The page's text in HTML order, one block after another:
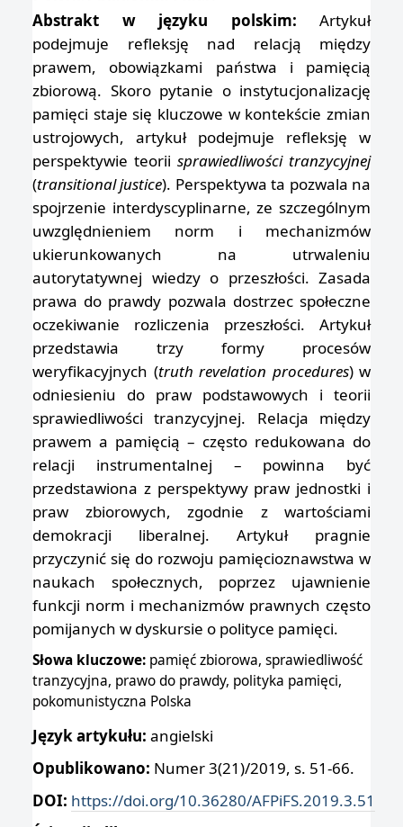
Abstrakt w języku polskim: Artykuł
podejmuje refleksję nad relacją między
prawem, obowiązkami państwa i pamięcią
zbiorową. Skoro pytanie o instytucjonalizację
pamięci staje się kluczowe w kontekście zmian
ustrojowych, artykuł podejmuje refleksję w
perspektywie teorii sprawiedliwości tranzycyjnej
(transitional justice). Perspektywa ta pozwala na
spojrzenie interdyscyplinarne, ze szczególnym
uwzględnieniem norm i mechanizmów
ukierunkowanych na utrwaleniu
autorytatywnej wiedzy o przeszłości. Zasada
prawa do prawdy pozwala dostrzec społeczne
oczekiwanie rozliczenia przeszłości. Artykuł
przedstawia trzy formy procesów
weryfikacyjnych (truth revelation procedures) w
odniesieniu do praw podstawowych i teorii
sprawiedliwości tranzycyjnej. Relacja między
prawem a pamięcią – często redukowana do
relacji instrumentalnej – powinna być
przedstawiona z perspektywy praw jednostki i
praw zbiorowych, zgodnie z wartościami
demokracji liberalnej. Artykuł pragnie
przyczynić się do rozwoju pamięcioznawstwa w
naukach społecznych, poprzez ujawnienie
funkcji norm i mechanizmów prawnych często
pomijanych w dyskursie o polityce pamięci.
Słowa kluczowe: pamięć zbiorowa, sprawiedliwość
tranzycyjna, prawo do prawdy, polityka pamięci,
pokomunistyczna Polska
Język artykułu: angielski
Opublikowano: Numer 3(21)/2019, s. 51-66.
DOI: https://doi.org/10.36280/AFPiFS.2019.3.51